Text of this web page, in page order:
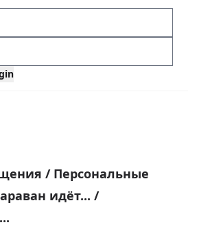
/ Персональные
идёт... /